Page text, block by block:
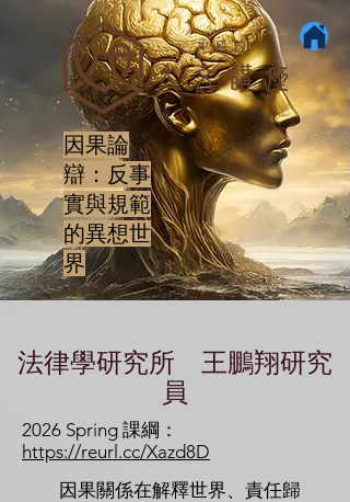
因果論
辯：反事
實與規範
的異想世
界
法律學研究所 王鵬翔研究
員
2026 Spring 課綱：
https://reurl.cc/Xazd8D
因果關係在解釋世界、責任歸